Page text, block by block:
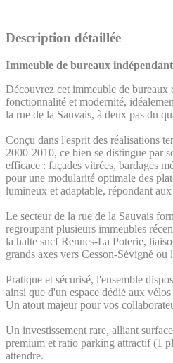
Description détaillée
Immeuble de bureaux
Découvrez cet immeuble de bureaux
fonctionnalité et modernité,
la rue de la Sauvais, à deux pas du
Conçu dans l'esprit des réalisations
2000-2010, ce bien se distingue par
efficace : façades vitrées, bardages
pour une modularité optimale des
lumineux et adaptable, répondant
Le secteur de la rue de la Sauvais
regroupant plusieurs immeubles
la halte sncf Rennes-La Poterie,
grands axes vers Cesson-Sévigné ou
Pratique et sécurisé, l'ensemble
ainsi que d'un espace dédié aux
Un atout majeur pour vos
Un investissement rare, alliant
premium et ratio parking attractif (1
attendre.